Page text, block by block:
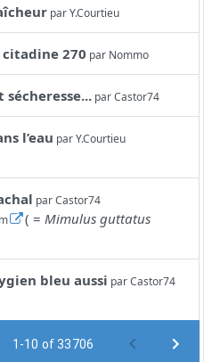
parY.Courtieu
270 par Nommo
sécheresse... parCastor74
l’eau parY.Courtieu
parCastor74
( =Mimulus guttatus
bleu aussi parCastor74
1-10 of 33706